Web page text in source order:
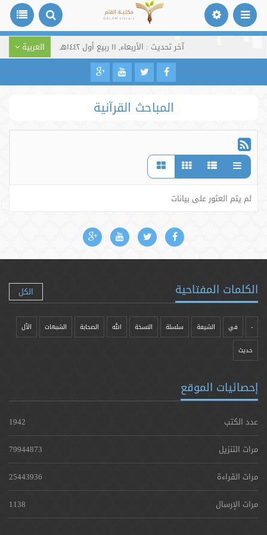
آخر تحديث : الأربعاء, ١١ ربيع أول ١٤٤٢هـ العربية
المباحث القرآنية
لم يتم العثور على بيانات
الكلمات المفتاحية الكل
- في الشيعة سلسلة النسخة الله الصحابة الشبهات الآل
حدیث
إحصائيات الموقع
عدد الكتب
1942
مرات التنزيل
79944873
مرات القراءة
25443936
مرات الإرسال
1138